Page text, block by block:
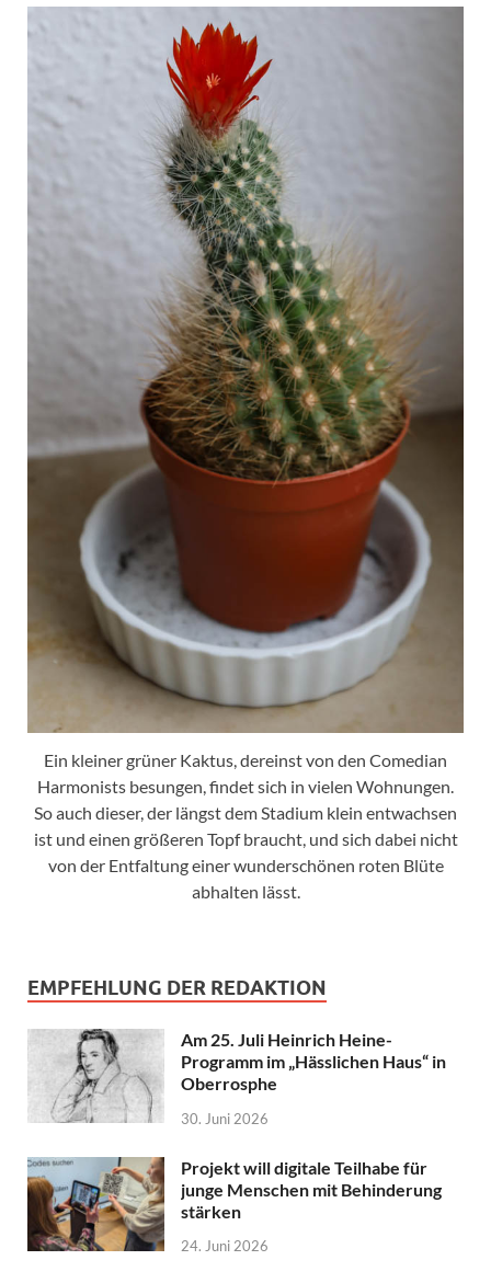
Ein kleiner grüner Kaktus, dereinst von den Comedian
Harmonists besungen, findet sich in vielen Wohnungen.
So auch dieser, der längst dem Stadium klein entwachsen
ist und einen größeren Topf braucht, und sich dabei nicht
von der Entfaltung einer wunderschönen roten Blüte
abhalten lässt.
EMPFEHLUNG DER REDAKTION
Am 25. Juli Heinrich Heine-
Programm im „Hässlichen Haus“ in
Oberrosphe
30. Juni 2026
Projekt will digitale Teilhabe für
junge Menschen mit Behinderung
stärken
24. Juni 2026